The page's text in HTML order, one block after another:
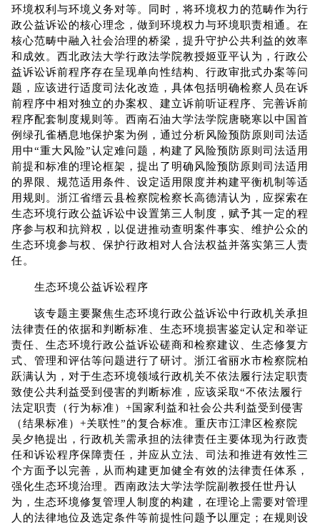
环境权利与环境义务对等。同时，将环境权力的范畴作为行
政公益诉讼的核心理念，做到环境权力与环境职责相通。在
核心范畴中融入社会治理的桥梁，提升守护公共利益的效率
和成效。西北政法大学行政法学院教授姬亚平认为，行政公
益诉讼诉前程序存在呈现单向性结构、行政审批式办案等问
题，应该进行适度司法化改造，具体包括明确检察人员在诉
前程序中相对独立的办案权、建立诉前听证程序、完善诉前
程序配套制度规则等。西南石油大学法学院唐晓寒以中国首
例绿孔雀栖息地保护案为例，通过分析风险预防原则司法适
用中“重大风险”认定难问题，构建了风险预防原则司法适用
前提和标准的理论框架，提出了明确风险预防原则司法适用
的界限、规范适用条件、设定适用限度并构建平衡机制等适
用规则。浙江省缙云县检察院检察长高德清认为，应探索在
生态环境行政公益诉讼中设置第三人制度，赋予其一定的程
序参与权和抗辩权，以促进推动查明案件事实、维护公众的
生态环境参与权、保护行政相对人合法权益并落实第三人责
任。
生态环境公益诉讼程序
该专题主要聚焦生态环境行政公益诉讼中行政机关承担
法律责任的依据和判断标准、生态环境损害鉴定认定和举证
责任、生态环境行政公益诉讼磋商和检察建议、生态修复方
式、管理和评估等问题进行了研讨。浙江省丽水市检察院柏
跃满认为，对于生态环境领域行政机关不依法履行法定职责
致使公共利益受到侵害的判断标准，应该采取“不依法履行
法定职责（行为标准）+国家利益和社会公共利益受到侵害
（结果标准）+关联性”的复合标准。重庆市江津区检察院
吴夕艳提出，行政机关需承担的法律责任主要体现为行政责
任和诉讼程序保障责任，并应从立法、司法和推进有效性三
个方面予以完善，从而构建更加健全有效的法律责任体系，
强化生态环境治理。西南政法大学法学院副教授任世丹认
为，生态环境修复管理人制度的构建，在理论上需要对管理
人的法律地位及选定条件等前提性问题予以厘定；在规则设